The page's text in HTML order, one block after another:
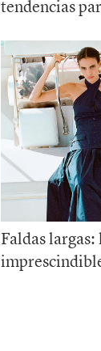
tendencias
Faldas